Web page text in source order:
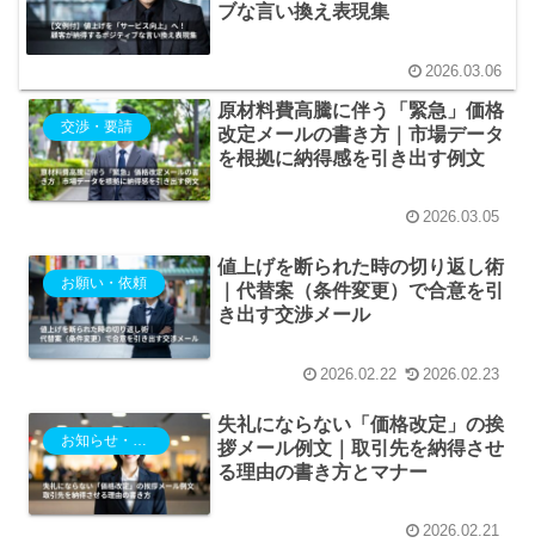
ブな言い換え表現集
2026.03.06
交渉・要請
原材料費高騰に伴う「緊急」価格
改定メールの書き方｜市場データ
を根拠に納得感を引き出す例文
2026.03.05
お願い・依頼
値上げを断られた時の切り返し術
｜代替案（条件変更）で合意を引
き出す交渉メール
2026.02.22 2026.02.23
失礼にならない「価格改定」の挨
拶メール例文｜取引先を納得させ
る理由の書き方とマナー
2026.02.21